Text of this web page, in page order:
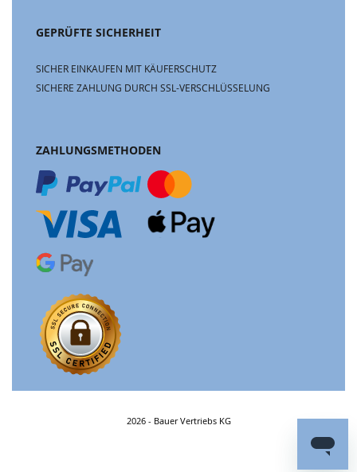
GEPRÜFTE SICHERHEIT
SICHER EINKAUFEN MIT KÄUFERSCHUTZ
SICHERE ZAHLUNG DURCH SSL-VERSCHLÜSSELUNG
ZAHLUNGSMETHODEN
2026 - Bauer Vertriebs KG